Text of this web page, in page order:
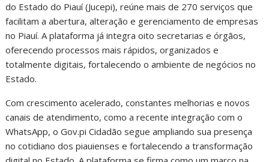
do Estado do Piauí (Jucepi), reúne mais de 270 serviços que
facilitam a abertura, alteração e gerenciamento de empresas
no Piauí. A plataforma já integra oito secretarias e órgãos,
oferecendo processos mais rápidos, organizados e
totalmente digitais, fortalecendo o ambiente de negócios no
Estado.
Com crescimento acelerado, constantes melhorias e novos
canais de atendimento, como a recente integração com o
WhatsApp, o Gov.pi Cidadão segue ampliando sua presença
no cotidiano dos piauienses e fortalecendo a transformação